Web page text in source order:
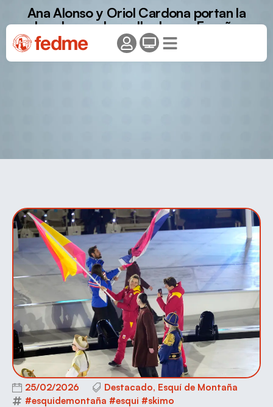
Ana Alonso y Oriol Cardona portan la
bandera y el orgullo de una España
histórica en los JJOO de Milano-Cortina
2026.
25/02/2026 Destacado, Esquí de Montaña
#esquidemontaña #esqui #skimo